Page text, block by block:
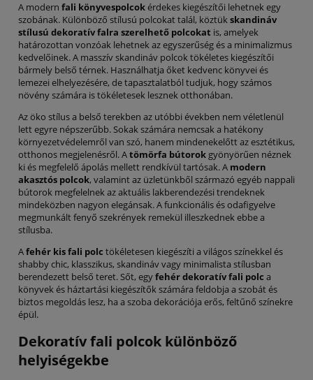
A modern fali könyvespolcokérdekes kiegészítői lehetnek egy
szobának. Különböző stílusú polcokat talál, köztükskandináv
stílusú dekoratív falra szerelhető polcokat is, amelyek
határozottan vonzóak lehetnek az egyszerűség és a minimalizmus
kedvelőinek. A masszív skandináv polcok tökéletes kiegészítői
bármely belső térnek. Használhatja őket kedvenc könyvei és
lemezei elhelyezésére, de tapasztalatból tudjuk, hogy számos
növény számára is tökéletesek lesznek otthonában.
Az öko stílus a belső terekben az utóbbi években nem véletlenül
lett egyre népszerűbb. Sokak számára nemcsak a hatékony
környezetvédelemről van szó, hanem mindenekelőtt az esztétikus,
otthonos megjelenésről. Atömörfa bútorok gyönyörűen néznek
ki és megfelelő ápolás mellett rendkívül tartósak. A modern
akasztós polcok, valamint az üzletünkből származó egyéb nappali
bútorok megfelelnek az aktuális lakberendezési trendeknek
mindeközben nagyon elegánsak. A funkcionális és odafigyelve
megmunkált fenyő szekrények remekül illeszkednek ebbe a
stílusba.
Afehér kis fali polc tökéletesen kiegészíti a világos színekkel és
shabby chic, klasszikus, skandináv vagy minimalista stílusban
berendezett belső teret. Sőt, egyfehér dekoratív fali polc a
könyvek és háztartási kiegészítők számára feldobja a szobát és
biztos megoldás lesz, ha a szoba dekorációja erős, feltűnő színekre
épül.
Dekoratív fali polcok különböző
helyiségekbe